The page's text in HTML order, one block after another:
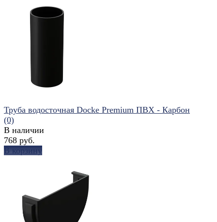
избранное
избранное сравнить
Труба водосточная Docke Premium ПВХ - Карбон
(0)
В наличии
768 руб.
В корзину